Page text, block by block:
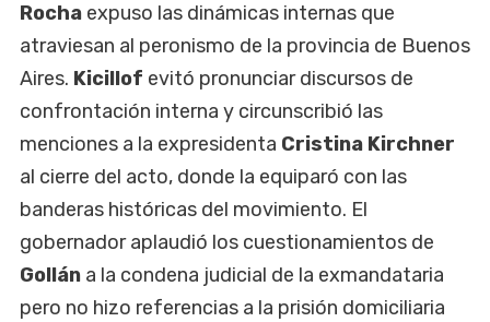
Rocha expuso las dinámicas internas que
atraviesan al peronismo de la provincia de Buenos
Aires. Kicillof evitó pronunciar discursos de
confrontación interna y circunscribió las
menciones a la expresidenta Cristina Kirchner
al cierre del acto, donde la equiparó con las
banderas históricas del movimiento. El
gobernador aplaudió los cuestionamientos de
Gollán a la condena judicial de la exmandataria
pero no hizo referencias a la prisión domiciliaria